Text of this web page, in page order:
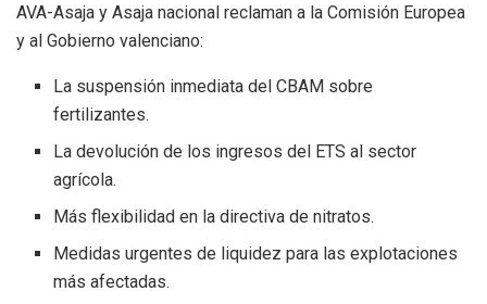
AVA-Asaja y Asaja nacional reclaman a la Comisión Europea
y al Gobierno valenciano:
La suspensión inmediata del CBAM sobre
fertilizantes.
La devolución de los ingresos del ETS al sector
agrícola.
Más flexibilidad en la directiva de nitratos.
Medidas urgentes de liquidez para las explotaciones
más afectadas.